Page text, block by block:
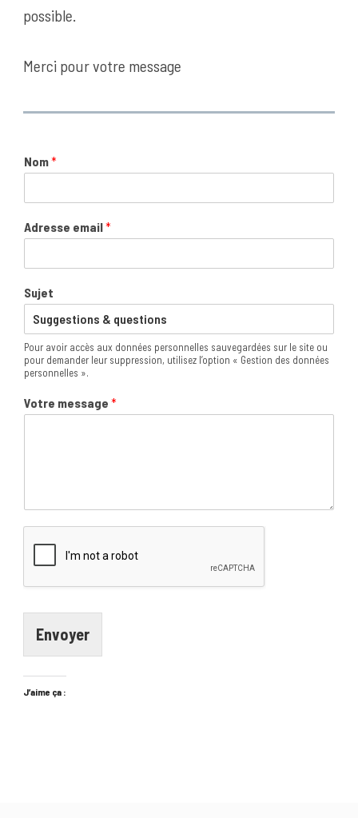
possible.
Merci pour votre message
Nom*
Adresse email*
Sujet
Pour avoir accès aux données personnelles sauvegardées sur le site ou
pour demander leur suppression, utilisez l’option « Gestion des données
personnelles ».
Votre message *
Envoyer
J’aime ça :